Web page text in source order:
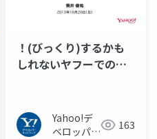
！(びっくり)するかも
しれないヤフーでのア
Yahoo!デ
ベロッパー
163